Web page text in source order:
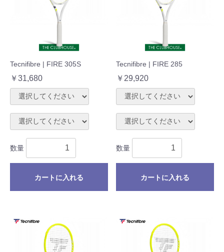
Tecnifibre | FIRE 305S
￥31,680
数量
カートに入れる
Tecnifibre | FIRE 285
￥29,920
数量
カートに入れる